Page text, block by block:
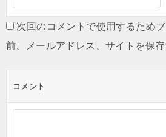
次回のコメントで使用するため
前、メールアドレス、サイトを保存
コメント